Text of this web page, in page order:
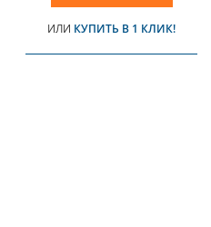
ИЛИ КУПИТЬ В 1 КЛИК!